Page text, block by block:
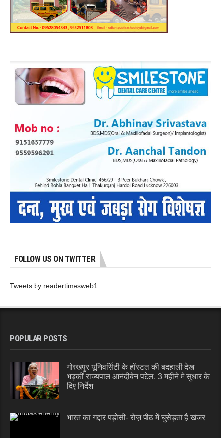
FOLLOW US ON TWITTER
Tweets by readertimesweb1
POPULAR POSTS
गोरखपुर यूनिवर्सिटी के हॉस्टल की बदहाली देख
भड़कीं राज्यपाल आनंदीबेन पटेल, 3 महीने में सुधार के
दिए निर्देश
भारत का गद्दार पड़ोसी- रोज़ पीठ में घुसेड़ता है खंजर